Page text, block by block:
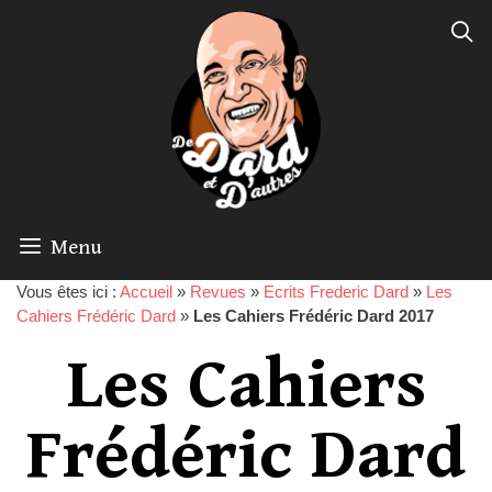
Menu
Vous êtes ici : Accueil » Revues » Ecrits Frederic Dard » Les
Cahiers Frédéric Dard » Les Cahiers Frédéric Dard 2017
Les Cahiers
Frédéric Dard